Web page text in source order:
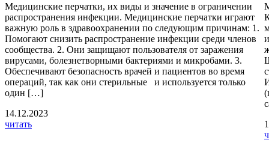
10
шт/
уп
Медицинские перчатки, их виды и значение в ограничении
распространения инфекции. Медицинские перчатки играют
важную роль в здравоохранении по следующим причинам: 1.
Помогают снизить распространение инфекции среди членов
сообщества. 2. Они защищают пользователя от заражения
вирусами, болезнетворными бактериями и микробами. 3.
Обеспечивают безопасность врачей и пациентов во время
операций, так как они стерильные и используется только
один […]
14.12.2023
читать